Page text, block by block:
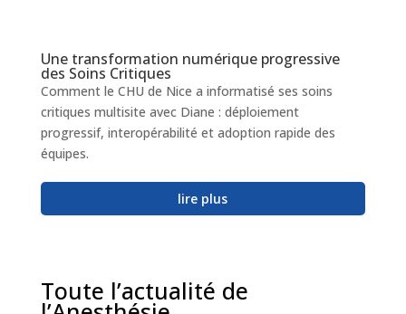
Une transformation numérique progressive
des Soins Critiques
Comment le CHU de Nice a informatisé ses soins
critiques multisite avec Diane : déploiement
progressif, interopérabilité et adoption rapide des
équipes.
lire plus
Toute l’actualité de